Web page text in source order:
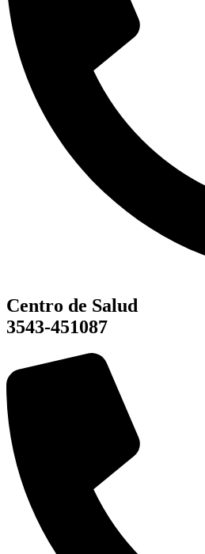
Centro de Salud
3543-451087